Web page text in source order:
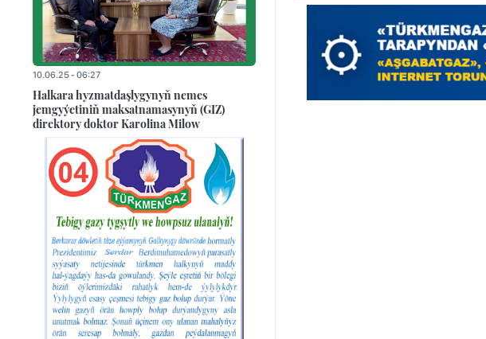
10.06.25 - 06:27
Halkara hyzmatdaşlygynyň nemes
jemgyýetiniň maksatnamasynyň (GIZ)
direktory doktor Karolina Milow